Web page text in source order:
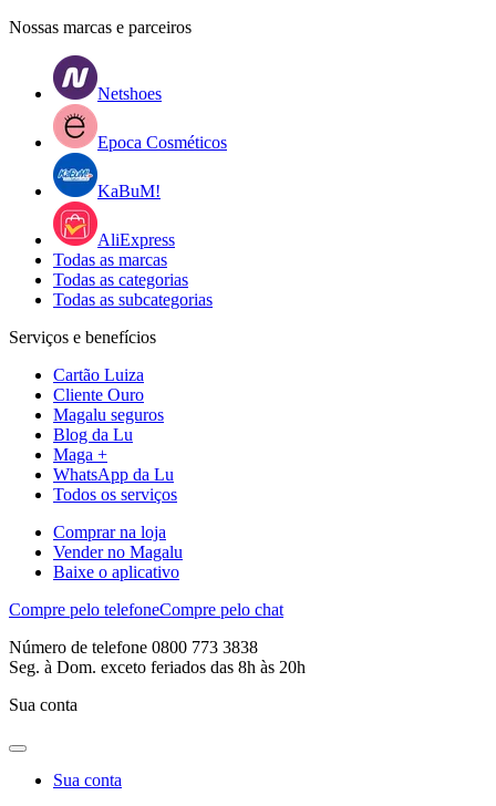
Nossas marcas e parceiros
Netshoes
Epoca Cosméticos
KaBuM!
AliExpress
Todas as marcas
Todas as categorias
Todas as subcategorias
Serviços e benefícios
Cartão Luiza
Cliente Ouro
Magalu seguros
Blog da Lu
Maga +
WhatsApp da Lu
Todos os serviços
Comprar na loja
Vender no Magalu
Baixe o aplicativo
Compre pelo telefoneCompre pelo chat
Número de telefone 0800 773 3838
Seg. à Dom. exceto feriados das 8h às 20h
Sua conta
Sua conta